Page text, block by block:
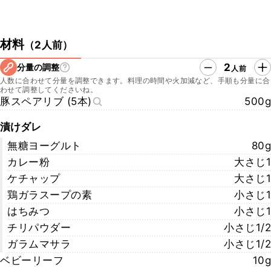
材料（2人前）
分量の調整 2 人前
人数に合わせて分量を調整できます。料理の時間や火加減など、手順も分量に合
わせて調整してくださいね。
豚スペアリブ (5本) 500g
漬けダレ
無糖ヨーグルト
80g
カレー粉
大さじ1
ケチャップ
大さじ1
鶏ガラスープの素
小さじ1
はちみつ
小さじ1
チリパウダー
小さじ1/2
ガラムマサラ
小さじ1/2
ベビーリーフ
10g